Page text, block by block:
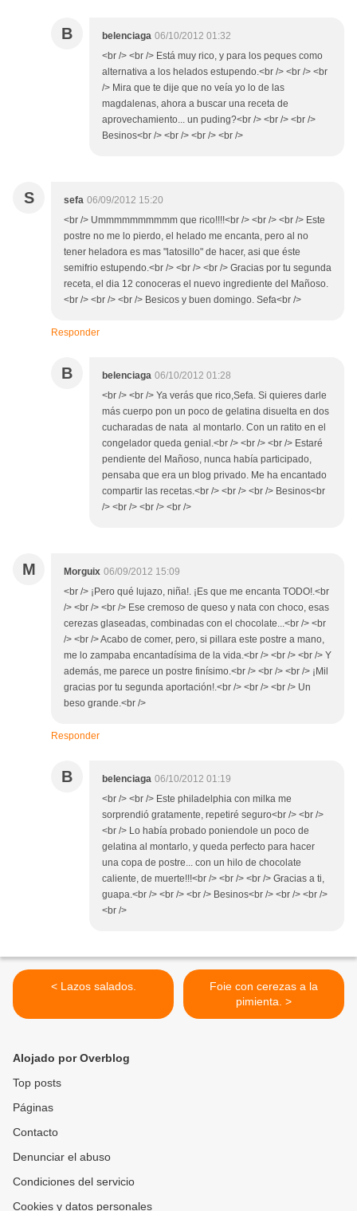
B belenciaga 06/10/2012 01:32
<br /> <br /> Está muy rico, y para los peques como
alternativa a los helados estupendo.<br /> <br /> <br
/> Mira que te dije que no veía yo lo de las
magdalenas, ahora a buscar una receta de
aprovechamiento... un puding?<br /> <br /> <br />
Besinos<br /> <br /> <br /> <br />
S sefa 06/09/2012 15:20
<br /> Ummmmmmmmmm que rico!!!!<br /> <br /> <br /> Este
postre no me lo pierdo, el helado me encanta, pero al no
tener heladora es mas "latosillo" de hacer, asi que éste
semifrio estupendo.<br /> <br /> <br /> Gracias por tu segunda
receta, el dia 12 conoceras el nuevo ingrediente del Mañoso.
<br /> <br /> <br /> Besicos y buen domingo. Sefa<br />
Responder
B belenciaga 06/10/2012 01:28
<br /> <br /> Ya verás que rico,Sefa. Si quieres darle
más cuerpo pon un poco de gelatina disuelta en dos
cucharadas de nata al montarlo. Con un ratito en el
congelador queda genial.<br /> <br /> <br /> Estaré
pendiente del Mañoso, nunca había participado,
pensaba que era un blog privado. Me ha encantado
compartir las recetas.<br /> <br /> <br /> Besinos<br
/> <br /> <br /> <br />
M Morguix 06/09/2012 15:09
<br /> ¡Pero qué lujazo, niña!. ¡Es que me encanta TODO!.<br
/> <br /> <br /> Ese cremoso de queso y nata con choco, esas
cerezas glaseadas, combinadas con el chocolate...<br /> <br
/> <br /> Acabo de comer, pero, si pillara este postre a mano,
me lo zampaba encantadísima de la vida.<br /> <br /> <br /> Y
además, me parece un postre finísimo.<br /> <br /> <br /> ¡Mil
gracias por tu segunda aportación!.<br /> <br /> <br /> Un
beso grande.<br />
Responder
B belenciaga 06/10/2012 01:19
<br /> <br /> Este philadelphia con milka me
sorprendió gratamente, repetiré seguro<br /> <br />
<br /> Lo había probado poniendole un poco de
gelatina al montarlo, y queda perfecto para hacer
una copa de postre... con un hilo de chocolate
caliente, de muerte!!!<br /> <br /> <br /> Gracias a ti,
guapa.<br /> <br /> <br /> Besinos<br /> <br /> <br />
<br />
< Lazos salados.
Foie con cerezas a la
pimienta. >
Alojado por Overblog
Top posts
Páginas
Contacto
Denunciar el abuso
Condiciones del servicio
Cookies y datos personales